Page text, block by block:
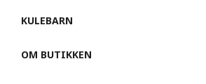
KULEBARN
OM BUTIKKEN